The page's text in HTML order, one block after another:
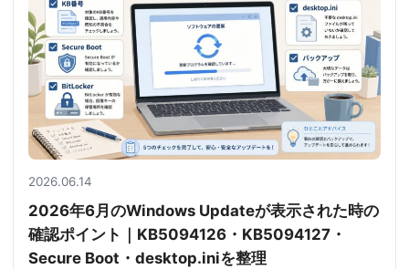
2026.06.14
2026年6月のWindows Updateが表示された時の
確認ポイント｜KB5094126・KB5094127・
Secure Boot・desktop.iniを整理